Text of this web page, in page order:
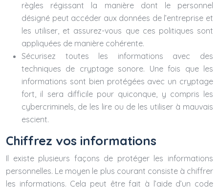
règles régissant la manière dont le personnel
désigné peut accéder aux données de l’entreprise et
les utiliser, et assurez-vous que ces politiques sont
appliquées de manière cohérente.
Sécurisez toutes les informations avec des
techniques de cryptage sonore. Une fois que les
informations sont bien protégées avec un cryptage
fort, il sera difficile pour quiconque, y compris les
cybercriminels, de les lire ou de les utiliser à mauvais
escient.
Chiffrez vos informations
Il existe plusieurs façons de protéger les informations
personnelles. Le moyen le plus courant consiste à chiffrer
les informations. Cela peut être fait à l’aide d’un code